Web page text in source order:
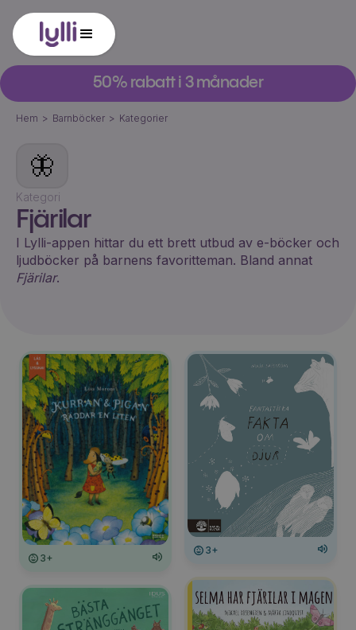
50% rabatt i 3 månader
Hem > Barnböcker > Kategorier
🦋
Kategori
Fjärilar
I Lylli-appen hittar du ett brett utbud av e-böcker och
ljudböcker på barnens favoritteman. Bland annat
Fjärilar.
3+
3+